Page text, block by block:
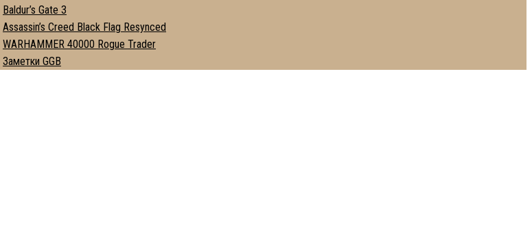
Baldur’s Gate 3
Assassin’s Creed Black Flag Resynced
WARHAMMER 40000 Rogue Trader
Заметки GGB